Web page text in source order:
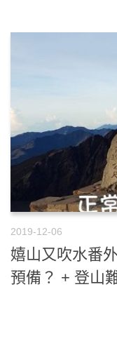
2019-12-06
嬉山又吹水番
預備？ + 登山